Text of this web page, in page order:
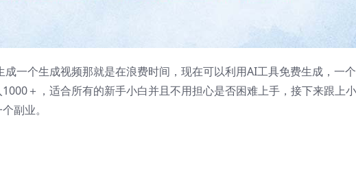
一个生成视频那就是在浪费时间，现在可以利用AI工具免费生成，一
＋，适合所有的新手小白并且不用担心是否困难上手，接下来跟上
副业。